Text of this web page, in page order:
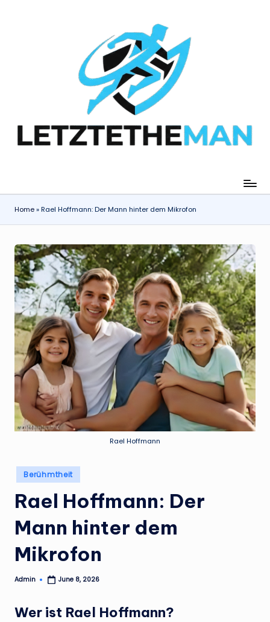
Home»Rael Hoffmann: Der Mann hinter dem Mikrofon
Rael Hoffmann
Posted
in
Berühmtheit
Rael Hoffmann: Der
Mann hinter dem
Mikrofon
Posted
Admin June 8, 2026
Wer ist Rael Hoffmann?